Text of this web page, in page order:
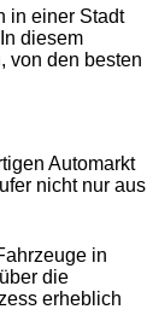
in einer Stadt
diesem
von den besten
Automarkt
nicht nur aus
in
die
erheblich